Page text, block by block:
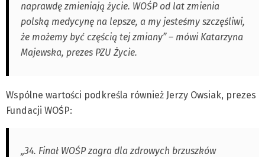
naprawdę zmieniają życie. WOŚP od lat zmienia
polską medycynę na lepsze, a my jesteśmy szczęśliwi,
że możemy być częścią tej zmiany” – mówi Katarzyna
Majewska, prezes PZU Życie.
Wspólne wartości podkreśla również Jerzy Owsiak, prezes
Fundacji WOŚP:
„34. Finał WOŚP zagra dla zdrowych brzuszków